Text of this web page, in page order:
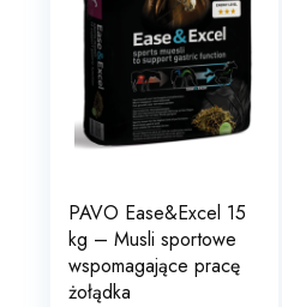
PAVO Ease&Excel 15
kg – Musli sportowe
wspomagające pracę
żołądka